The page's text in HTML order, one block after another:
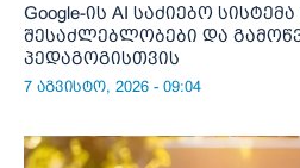
Google-ის AI საძიებო
შესაძლებლობები და
პედაგოგისთვის
7 აგვისტო, 2026 - 09:04